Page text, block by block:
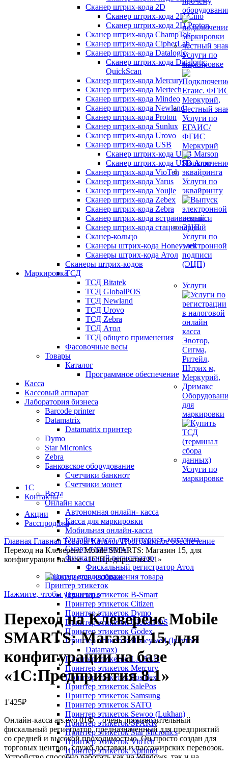
Сканер штрих-кода 2D
Сканер штрих-кода 2D Cino
Сканер штрих-кода 2D Proton
Сканер штрих-кода ChampTek
Сканер штрих-кода CipherLab
Сканер штрих-кода Datalogic
Сканер штрих-кода Datalogic
QuickScan
Сканер штрих-кода Mercury
Сканер штрих-кода Mertech
Сканер штрих-кода Mindeo
Сканер штрих-кода Newland
Сканер штрих-кода Proton
Сканер штрих-кода Sunlux
Сканер штрих-кода Urovo
Сканер штрих-кода USB
Сканер штрих-кода USB Marson
Сканер штрих-кода USB Атол
Сканер штрих-кода VioTeh
Сканер штрих-кода Yarus
Сканер штрих-кода Youjie
Сканер штрих-кода Zebex
Сканер штрих-кода Zebra
Сканер штрих-кода встраиваемый
Сканер штрих-кода стационарный
Сканер-кольцо
Сканеры штрих-кода Honeywell
Сканеры штрих-кода Атол
Сканеры штрих-кодов
ТСД
ТСД Bitatek
ТСД GlobalPOS
ТСД Newland
ТСД Urovo
ТСД Zebra
ТСД Атол
ТСД общего применения
Фасовочные весы
Товары
Каталог
Программное обеспечение
Касса
Кассовый аппарат
Лаборатория бизнеса
Barcode printer
Datamatrix
Datamatrix принтер
Dymo
Star Micronics
Zebra
Банковское оборудование
Счетчики банкнот
Счетчики монет
Весы
Онлайн кассы
Автономная онлайн- касса
Касса для маркировки
Мобильная онлайн-касса
Онлайн- касса для интернет- магазина
Смарт-терминалы
Фискальный регистратор
Фискальный регистратор Атол
Принтер для доставки
Принтер этикеток
Принтер этикеток B-Smart
Принтер этикеток Citizen
Принтер этикеток Dymo
Принтер этикеток GlobalPOS
Принтер этикеток Godex
Принтер этикеток Honeywell (Intermec
Datamax)
Принтер этикеток LABAU
Принтер этикеток Mercury
Принтер этикеток Posiflex
Принтер этикеток SalePos
Принтер этикеток Samsung
Принтер этикеток SATO
Принтер этикеток Sewoo (Lukhan)
Принтер этикеток SPARK
Принтер этикеток Star Micronics
Принтер этикеток VioTeh
Принтер этикеток Xprinter
Услуги по
маркировке
Услуги по
ЕГАИС/
ФГИС
Меркурий
Услуги по
эквайрингу
Услуги по
электронной
подписи
(ЭЦП)
Маркировка
Услуги
для
маркировки
Услуги по
маркировке
1С
Контакты
Акции
Расспродажа
Главная Главная ТоварыКаталогПрограммное обеспечение
Переход на Клеверенс Mobile SMARTS: Магазин 15, для
конфигурации на базе «1С:Предприятия 8.1»
Нажмите, чтобы увеличить
Переход на Клеверенс Mobile
SMARTS: Магазин 15, для
конфигурации на базе
«1С:Предприятия 8.1»
1'425₽
Онлайн-касса ars.evo 01Ф – очень производительный
фискальный регистратор, предназначенный для предприятий
со средней и высокой проходимостью. Он просто создан для
торговых центров, служб доставки и пассажирских перевозок.